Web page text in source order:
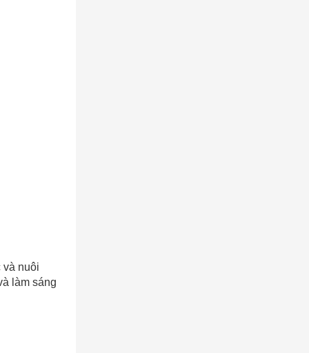
và nuôi
làm sáng